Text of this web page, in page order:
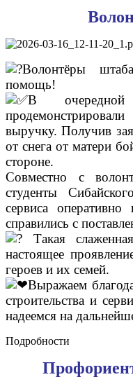
Волонтёры
помощь!
В
выручку. Получив
от снега от матери
стороне.
Совместно с
студенты
сервиса
справились с
Такая
настоящее
героев и их семей.
Выражаем
строительства и
надеемся на
Подробности